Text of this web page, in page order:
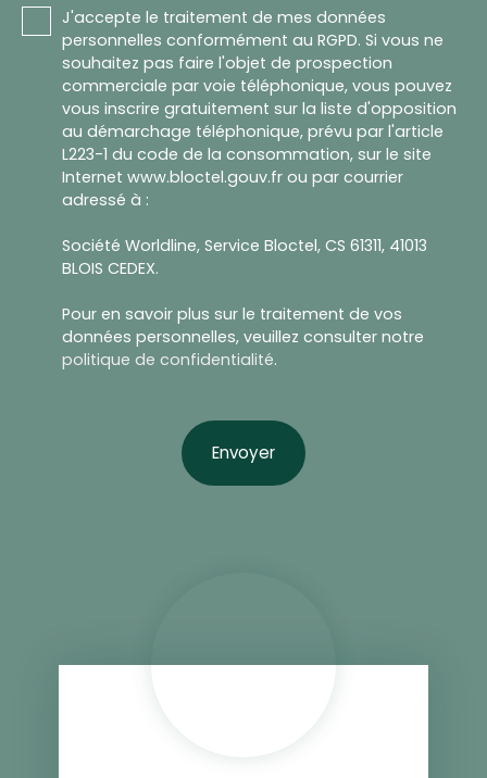
J'accepte le traitement de mes données
personnelles conformément au RGPD. Si vous ne
souhaitez pas faire l'objet de prospection
commerciale par voie téléphonique, vous pouvez
vous inscrire gratuitement sur la liste d'opposition
au démarchage téléphonique, prévu par l'article
L223-1 du code de la consommation, sur le site
Internet www.bloctel.gouv.fr ou par courrier
adressé à :
Société Worldline, Service Bloctel, CS 61311, 41013
BLOIS CEDEX.
Pour en savoir plus sur le traitement de vos
données personnelles, veuillez consulter notre
politique de confidentialité.
Envoyer